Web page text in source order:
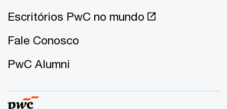
Escritórios PwC no mundo
Fale Conosco
PwC Alumni